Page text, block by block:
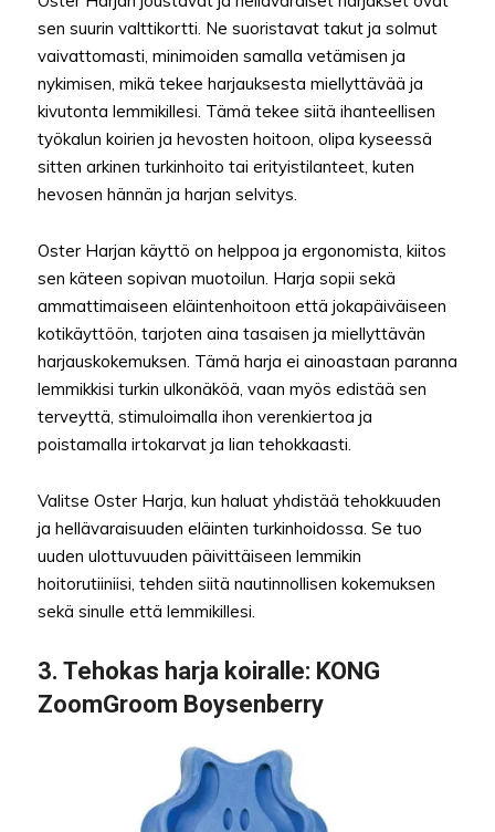
sen suurin valttikortti. Ne suoristavat takut ja solmut
vaivattomasti, minimoiden samalla vetämisen ja
nykimisen, mikä tekee harjauksesta miellyttävää ja
kivutonta lemmikillesi. Tämä tekee siitä ihanteellisen
työkalun koirien ja hevosten hoitoon, olipa kyseessä
sitten arkinen turkinhoito tai erityistilanteet, kuten
hevosen hännän ja harjan selvitys.
Oster Harjan käyttö on helppoa ja ergonomista, kiitos
sen käteen sopivan muotoilun. Harja sopii sekä
ammattimaiseen eläintenhoitoon että jokapäiväiseen
kotikäyttöön, tarjoten aina tasaisen ja miellyttävän
harjauskokemuksen. Tämä harja ei ainoastaan paranna
lemmikkisi turkin ulkonäköä, vaan myös edistää sen
terveyttä, stimuloimalla ihon verenkiertoa ja
poistamalla irtokarvat ja lian tehokkaasti.
Valitse Oster Harja, kun haluat yhdistää tehokkuuden
ja hellävaraisuuden eläinten turkinhoidossa. Se tuo
uuden ulottuvuuden päivittäiseen lemmikin
hoitorutiiniisi, tehden siitä nautinnollisen kokemuksen
sekä sinulle että lemmikillesi.
3. Tehokas harja koiralle: KONG
ZoomGroom Boysenberry